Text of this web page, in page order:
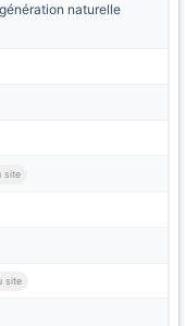
naturelle
site
site